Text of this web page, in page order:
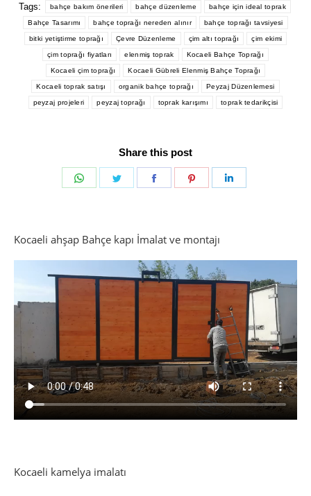
Tags: bahçe bakım önerileri bahçe düzenleme bahçe için ideal toprak
Bahçe Tasarımı bahçe toprağı nereden alınır bahçe toprağı tavsiyesi
bitki yetiştirme toprağı Çevre Düzenleme çim altı toprağı çim ekimi
çim toprağı fiyatları elenmiş toprak Kocaeli Bahçe Toprağı
Kocaeli çim toprağı Kocaeli Gübreli Elenmiş Bahçe Toprağı
Kocaeli toprak satışı organik bahçe toprağı Peyzaj Düzenlemesi
peyzaj projeleri peyzaj toprağı toprak karışımı toprak tedarikçisi
Share this post
Share
Share
Share
Share
Kocaeli ahşap Bahçe kapı İmalat ve montajı
Kocaeli kamelya imalatı